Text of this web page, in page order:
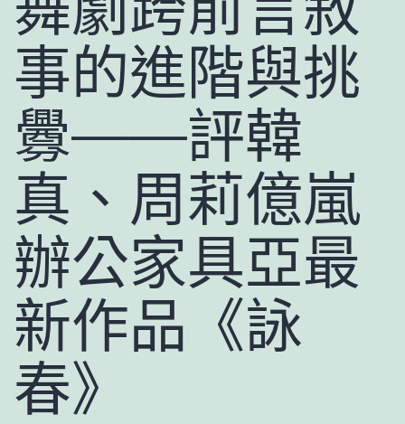
事的進階與挑
釁——評韓
真、周莉億嵐
辦公家具亞最
新作品《詠
春》